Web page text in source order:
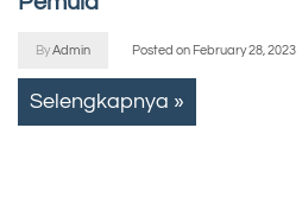
ByAdmin Posted on February 28, 2023
Selengkapnya »